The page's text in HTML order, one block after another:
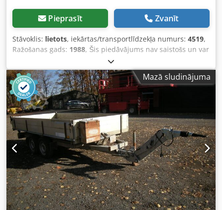
Pieprasīt Zvanīt
Stāvoklis: lietots, iekārtas/transportlīdzekļa numurs: 4519,
Ražošanas gads: 1988, Šis piedāvājums nav saistošs un var
saturēt kļūdas. Par norādītajiem datiem netiek dota
nekādas garantijas. Dodpezcbnysfx Agusck
Mazā sludinājuma